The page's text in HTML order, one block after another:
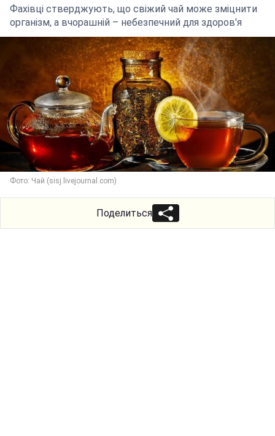
Фахівці стверджують, що свіжий чай може зміцнити
організм, а вчорашній – небезпечний для здоров'я
Фото: Чай (sisj.livejournal.com)
Поделиться